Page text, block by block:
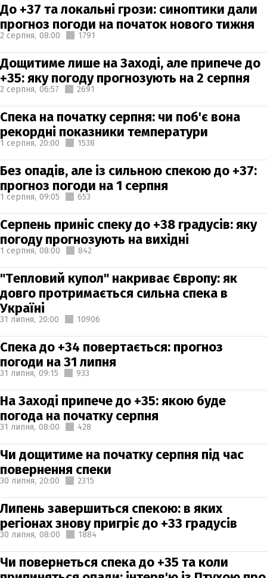
До +37 та локальні грози: синоптики дали
прогноз погоди на початок нового тижня
2 серпня, 08:00 1791
Дощитиме лише на Заході, але припече до
+35: яку погоду прогнозують на 2 серпня
2 серпня, 06:57 2691
Спека на початку серпня: чи поб'є вона
рекордні показники температури
1 серпня, 20:00 1538
Без опадів, але із сильною спекою до +37:
прогноз погоди на 1 серпня
1 серпня, 09:05 653
Серпень приніс спеку до +38 градусів: яку
погоду прогнозують на вихідні
1 серпня, 08:00 842
"Тепловий купол" накриває Європу: як
довго протримається сильна спека в
Україні
31 липня, 20:00 10906
Спека до +34 повертається: прогноз
погоди на 31 липня
31 липня, 09:15 933
На Заході припече до +35: якою буде
погода на початку серпня
31 липня, 08:00 428
Чи дощитиме на початку серпня під час
повернення спеки
30 липня, 20:00 2315
Липень завершиться спекою: в яких
регіонах знову пригріє до +33 градусів
30 липня, 08:00 1884
Чи повернеться спека до +35 та коли